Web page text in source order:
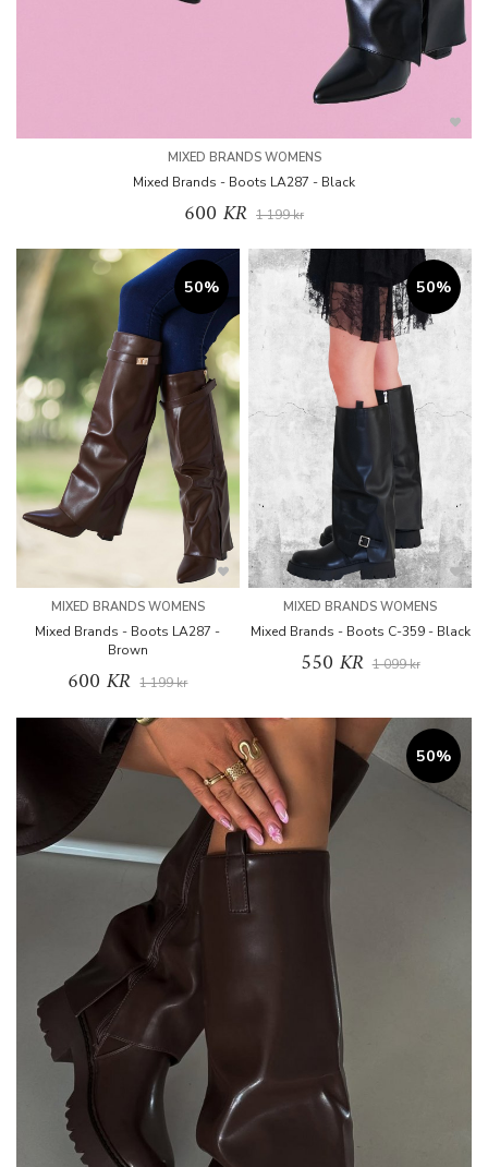
MIXED BRANDS WOMENS
Mixed Brands - Boots LA287 - Black
600 KR 1 199 kr
50%
MIXED BRANDS WOMENS
Mixed Brands - Boots LA287 -
Brown
600 KR 1 199 kr
50%
MIXED BRANDS WOMENS
Mixed Brands - Boots C-359 - Black
550 KR 1 099 kr
50%